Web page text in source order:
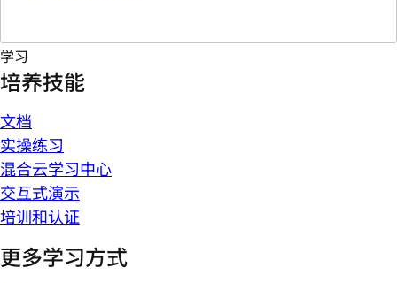
学习
培养技能
文档
实操练习
混合云学习中心
交互式演示
培训和认证
更多学习方式